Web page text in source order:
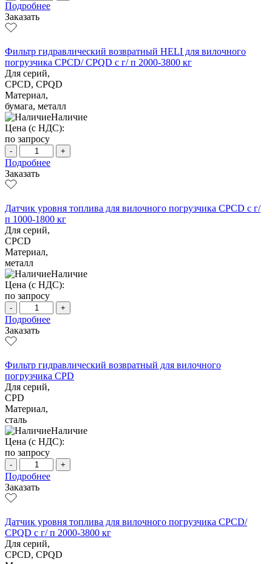
Подробнее
Заказать
Фильтр гидравлический возвратный HELI для вилочного
погрузчика CPCD/ CPQD с г/ п 2000-3800 кг
Для серий,
CPCD, CPQD
Материал,
бумага, металл
Наличие
Цена (с НДС):
по запросу
- +
Подробнее
Заказать
Датчик уровня топлива для вилочного погрузчика CPCD с г/
п 1000-1800 кг
Для серий,
CPCD
Материал,
металл
Наличие
Цена (с НДС):
по запросу
- +
Подробнее
Заказать
Фильтр гидравлический возвратный для вилочного
погрузчика CPD
Для серий,
CPD
Материал,
сталь
Наличие
Цена (с НДС):
по запросу
- +
Подробнее
Заказать
Датчик уровня топлива для вилочного погрузчика CPCD/
CPQD с г/ п 2000-3800 кг
Для серий,
CPCD, CPQD